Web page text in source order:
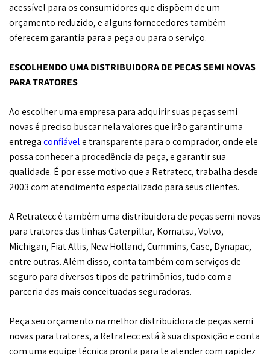
acessível para os consumidores que dispõem de um
orçamento reduzido, e alguns fornecedores também
oferecem garantia para a peça ou para o serviço.
ESCOLHENDO UMA DISTRIBUIDORA DE PEÇAS SEMI NOVAS
PARA TRATORES
Ao escolher uma empresa para adquirir suas peças semi
novas é preciso buscar nela valores que irão garantir uma
entregaconfiávele transparente para o comprador, onde ele
possa conhecer a procedência da peça, e garantir sua
qualidade. É por esse motivo que a Retratecc, trabalha desde
2003 com atendimento especializado para seus clientes.
A Retratecc é também uma distribuidora de peças semi novas
para tratores das linhas Caterpillar, Komatsu, Volvo,
Michigan, Fiat Allis, New Holland, Cummins, Case, Dynapac,
entre outras. Além disso, conta também com serviços de
seguro para diversos tipos de patrimônios, tudo com a
parceria das mais conceituadas seguradoras.
Peça seu orçamento na melhor distribuidora de peças semi
novas para tratores, a Retratecc está à sua disposição e conta
com uma equipe técnica pronta para te atender com rapidez